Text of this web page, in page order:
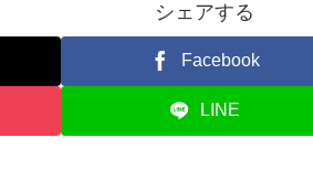
シェアする
Facebook
LINE